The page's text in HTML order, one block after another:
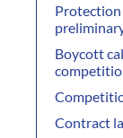
Protection
Boycott
Contract